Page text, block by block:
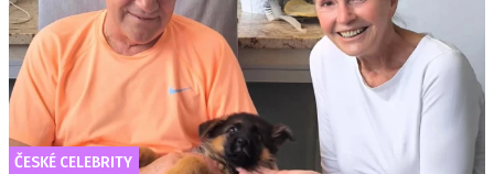
ČESKÉ CELEBRITY